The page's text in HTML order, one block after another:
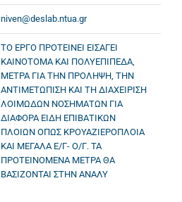
niven@deslab.ntua.gr
ΤΟ ΕΡΓΟ ΠΡΟΤΕΙΝΕΙ ΕΙΣΑΓΕΙ
ΚΑΙΝΟΤΟΜΑ ΚΑΙ ΠΟΛΥΕΠΙΠΕΔΑ,
ΜΕΤΡΑ ΓΙΑ ΤΗΝ ΠΡΟΛΗΨΗ, ΤΗΝ
ΑΝΤΙΜΕΤΩΠΙΣΗ ΚΑΙ ΤΗ ΔΙΑΧΕΙΡΙΣΗ
ΛΟΙΜΩΔΩΝ ΝΟΣΗΜΑΤΩΝ ΓΙΑ
ΔΙΑΦΟΡΑ ΕΙΔΗ ΕΠΙΒΑΤΙΚΩΝ
ΠΛΟΙΩΝ ΟΠΩΣ ΚΡΟΥΑΖΙΕΡΟΠΛΟΙΑ
ΚΑΙ ΜΕΓΑΛΑ Ε/Γ- Ο/Γ. ΤΑ
ΠΡΟΤΕΙΝΟΜΕΝΑ ΜΕΤΡΑ ΘΑ
ΒΑΣΙΖΟΝΤΑΙ ΣΤΗΝ ΑΝΑΛΥ